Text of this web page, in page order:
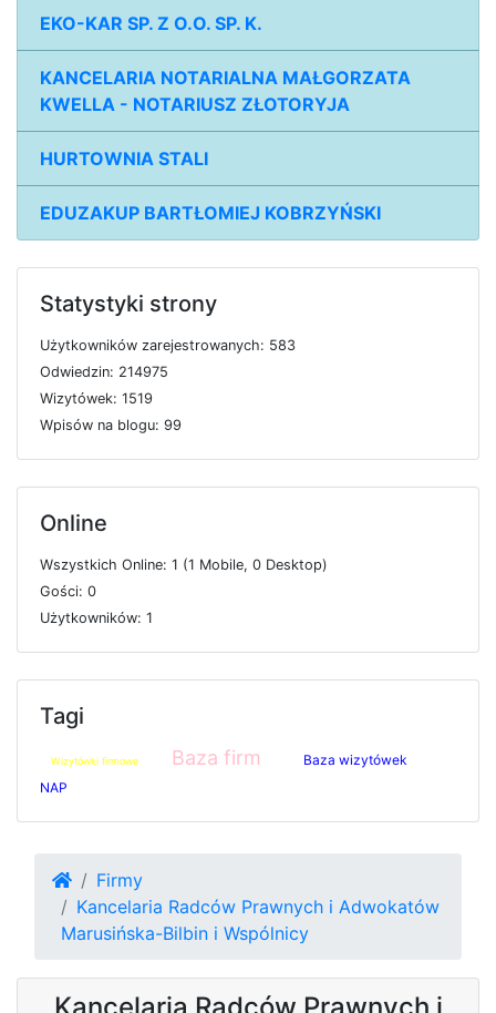
EKO-KAR SP. Z O.O. SP. K.
KANCELARIA NOTARIALNA MAŁGORZATA
KWELLA - NOTARIUSZ ZŁOTORYJA
HURTOWNIA STALI
EDUZAKUP BARTŁOMIEJ KOBRZYŃSKI
Statystyki strony
Użytkowników zarejestrowanych: 583
Odwiedzin: 214975
Wizytówek: 1519
Wpisów na blogu: 99
Online
Wszystkich Online: 1 (1 Mobile, 0 Desktop)
Gości: 0
Użytkowników: 1
Tagi
Wizytówki firmowe Baza firm
Baza wizytówek
NAP
Firmy
Kancelaria Radców Prawnych i Adwokatów
Marusińska-Bilbin i Wspólnicy